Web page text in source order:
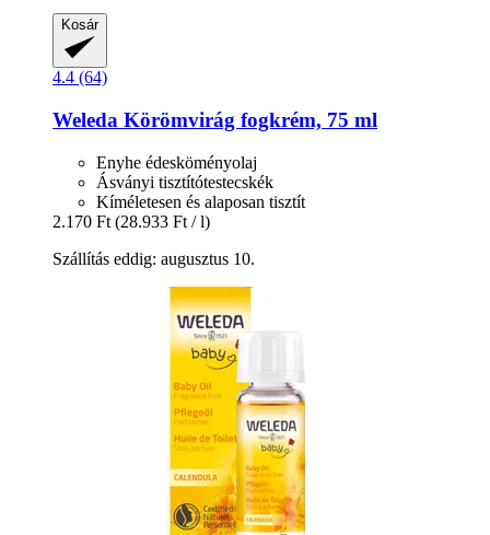
Kosár
4.4 (64)
Weleda Körömvirág fogkrém, 75 ml
Enyhe édesköményolaj
Ásványi tisztítótestecskék
Kíméletesen és alaposan tisztít
2.170 Ft (28.933 Ft / l)
Szállítás eddig: augusztus 10.